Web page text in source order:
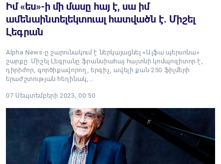
Իմ «ես»-ի մի մասը հայ է, սա իմ
ամենաինտելեկտուալ հատվածն է. Միշել
Լեգրան
Alpha News-ը շարունակում է ներկայացնել «Ալֆա պերսոնա»
շարքը: Միշել Լեգրանը ֆրանսիահայ հայտնի կոմպոզիտոր է,
դիրիժոր, գործիքավորող, երգիչ, ավելի քան 250 ֆիլմերի
երաժշտության հեղինակ,…
07 Սեպտեմբերի 2023, 00:50